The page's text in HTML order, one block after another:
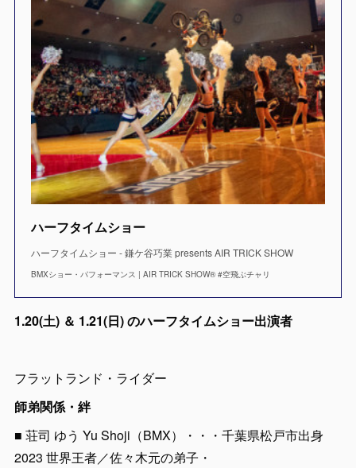
ハーフタイムショー
ハーフタイムショー - 鎌ケ谷巧業 presents AIR TRICK SHOW
BMXショー・パフォーマンス | AIR TRICK SHOW® #空飛ぶチャリ
1.20(土) ＆ 1.21(日) のハーフタイムショー出演者
フラットランド・ライダー
師弟関係・絆
■ 荘司 ゆう Yu Shoji（BMX）・・・千葉県松戸市出身
2023 世界王者／佐々木元の弟子・